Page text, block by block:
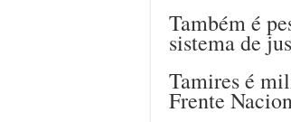
Também é
sistema de
Tamires é
Frente